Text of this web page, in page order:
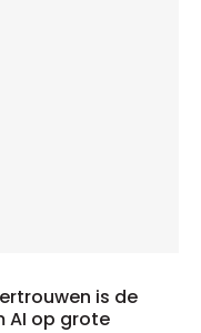
is de
AI op grote